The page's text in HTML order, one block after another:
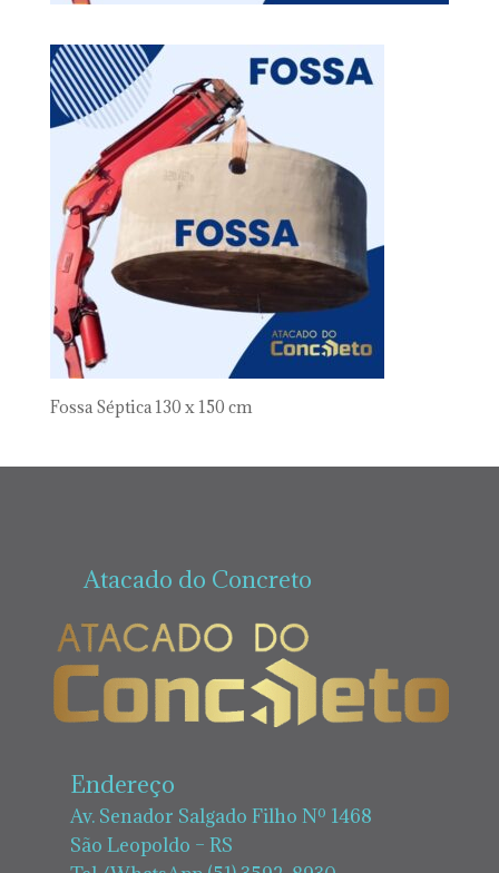
Fossa Séptica 130 x 150 cm
Atacado do Concreto
Endereço
Av. Senador Salgado Filho Nº 1468
São Leopoldo – RS